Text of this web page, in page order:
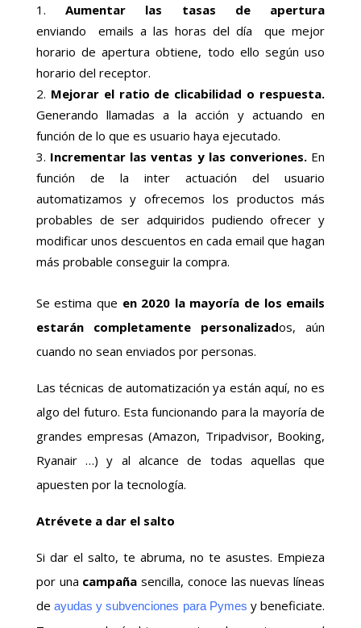
Aumentar las tasas de apertura
enviando emails a las horas del día que mejor
horario de apertura obtiene, todo ello según uso
horario del receptor.
Mejorar el ratio de clicabilidad o respuesta.
Generando llamadas a la acción y actuando en
función de lo que es usuario haya ejecutado.
Incrementar las ventas y las converiones. En
función de la inter actuación del usuario
automatizamos y ofrecemos los productos más
probables de ser adquiridos pudiendo ofrecer y
modificar unos descuentos en cada email que hagan
más probable conseguir la compra.
Se estima que en 2020 la mayoría de los emails
estarán completamente personalizados, aún
cuando no sean enviados por personas.
Las técnicas de automatización ya están aquí, no es
algo del futuro. Esta funcionando para la mayoría de
grandes empresas (Amazon, Tripadvisor, Booking,
Ryanair …) y al alcance de todas aquellas que
apuesten por la tecnología.
Atrévete a dar el salto
Si dar el salto, te abruma, no te asustes. Empieza
por una campaña sencilla, conoce las nuevas líneas
de ayudas y subvenciones para Pymes y beneficiate.